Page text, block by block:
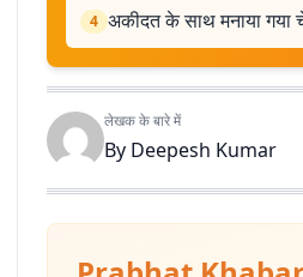
4 अकीदत के साथ मनाया
लेखक के बारे में
By Deepesh Kumar